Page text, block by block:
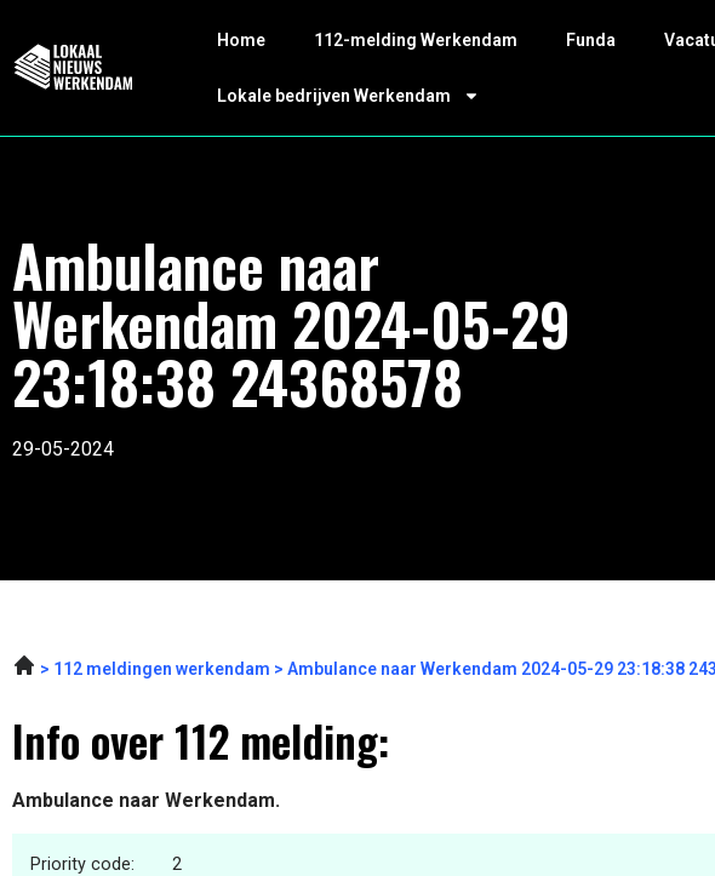
Home 112-melding Werkendam Funda
Lokale bedrijven Werkendam
Ambulance naar
Werkendam 2024-05-29
23:18:38 24368578
29-05-2024
112 meldingen werkendam Ambulance naar Werkendam 2024-05-29 23:18:38
Info over 112 melding:
Ambulance naar Werkendam.
Priority code: 2